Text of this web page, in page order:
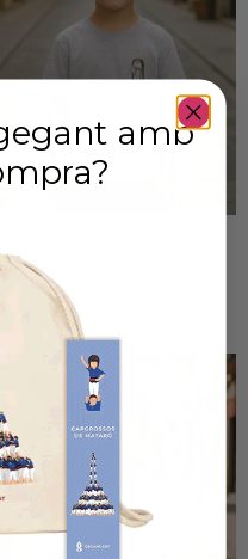
VEURE MÉS
amb
?